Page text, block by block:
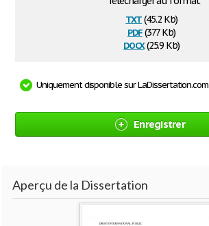
txt(45.2 Kb)
pdf(377 Kb)
docx(25.9 Kb)
Uniquement disponible sur LaDissertation.com
Enregistrer
Aperçu de la Dissertation